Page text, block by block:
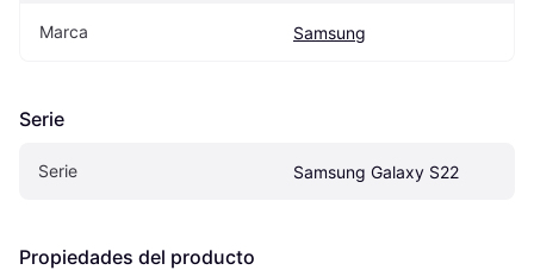
Marca Samsung
Serie
Serie Samsung Galaxy S22
Propiedades del producto